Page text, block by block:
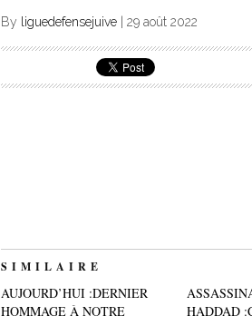
By liguedefensejuive 29 août 2022
SIMILAIRE
AUJOURD’HUI :DERNIER
HOMMAGE À NOTRE
HADDAD